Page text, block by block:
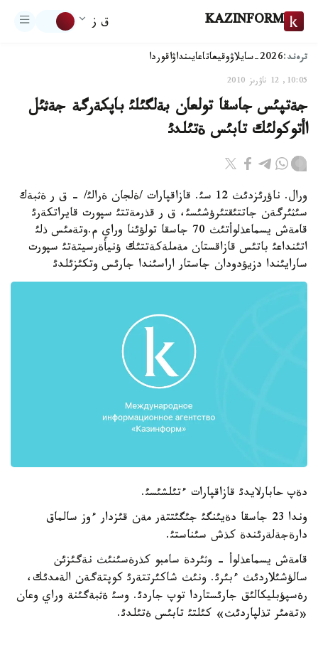
KAZINFORM ق ز
ترەند:2026-سايلاۋ وقيعاتاعايىنداۋاقوردا
10:05, 12 ناۋرىز 2010
جةتپئس جاسقا تولعان بةلگئلئ باپكةرگة جةثئل
اأتوكولئك تابئس ةتئلدئ
ورال. ناؤرئزدئث 12 سئ. قازاقپارات /ةلجان ةرالئ/ - ق ر ةثبةك
سئثئرگةن جاتتئقتئرؤشئسئ، ق ر قذرمةتتئ سپورت قايراتكةرئ
قامةش يسماعذلوأتئث 70 جاسقا تولؤئنا وراي م.وتةمئس ذلئ
اتئنداعئ باتئس قازاقستان مةملةكةتتئك ؤنيأةرسيتةتئ سپورت
سارايئندا دزيؤدودان جاستار اراسئندا جارئس وتكئزئلدئ
دةپ حابارلايدئ قازاقپارات ءتئلشئسئ.
وندا 23 جاسقا دةيئنگئ جئگئتتةر مةن قئزدار ءوز سالماق
دارةجةلةرئندة كذش سئناستئ.
قامةش يسماعذلوأ - وثئردة سامبو كذرةسئنئث نةگئزئن
سالؤشئلاردئث ءبئرئ. ونئث شاكئرتتةرئ كوپتةگةن الةمدئك،
رةسپؤبليكالئق جارئستاردا توپ جاردئ. وسئ ةثبةگئنة وراي وعان
«تةمئر تذلپاردئث» كئلتئ تابئس ةتئلدئ.